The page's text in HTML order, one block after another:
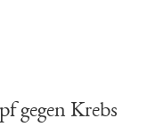
gegen Krebs